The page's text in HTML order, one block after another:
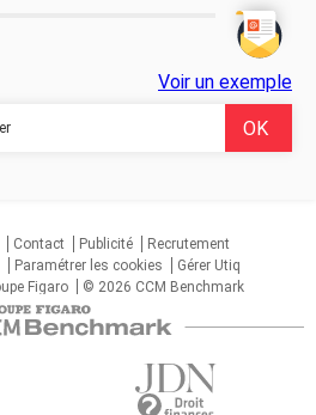
Voir un exemple
Contact Publicité
Recrutement
Paramétrer les cookies
Gérer Utiq
Figaro © 2026 CCM Benchmark